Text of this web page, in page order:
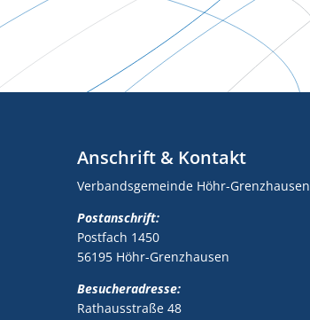
Anschrift & Kontakt
Verbandsgemeinde Höhr-Grenzhausen
Postanschrift:
Postfach 1450
56195 Höhr-Grenzhausen
Besucheradresse:
Rathausstraße 48